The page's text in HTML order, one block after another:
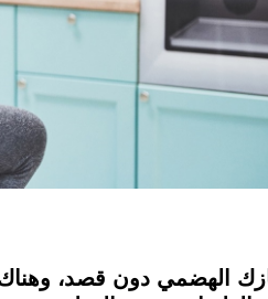
الهضمي دون قصد، وهناك